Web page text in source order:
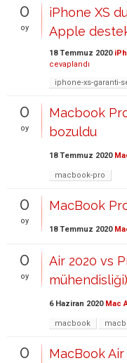
0
oy
iPhone XS
Apple
18 Temmuz 2020
cevaplandı
iphone-xs-garanti-
0
oy
Macbook
bozuldu
18 Temmuz 2020
macbook-pro
0
oy
MacBook
18 Temmuz 2020
0
oy
Air 2020 vs
mühendisliği)
6 Haziran 2020 Mac
macbook
0
MacBook